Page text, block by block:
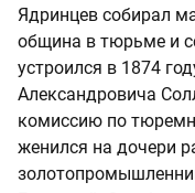
Ядринцев собирал
община в тюрьме и
устроился в 1874
Александровича
комиссию по
женился на дочери